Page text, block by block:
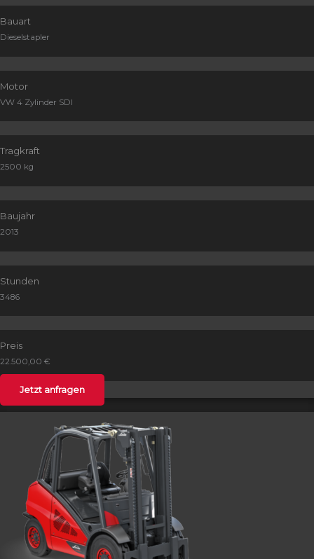
Bauart
Dieselstapler
Motor
VW 4 Zylinder SDI
Tragkraft
2500 kg
Baujahr
2013
Stunden
3486
Preis
22.500,00 €
Jetzt anfragen